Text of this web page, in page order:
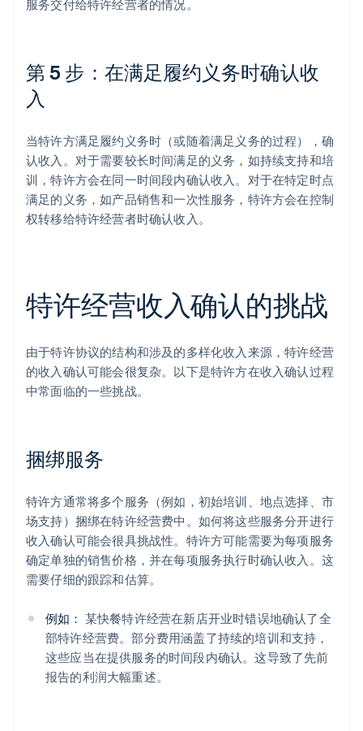
服务交付给特许经营者的情况。
第 5 步：在满足履约义务时确认收
入
当特许方满足履约义务时（或随着满足义务的过程），确
认收入。对于需要较长时间满足的义务，如持续支持和培
训，特许方会在同一时间段内确认收入。对于在特定时点
满足的义务，如产品销售和一次性服务，特许方会在控制
权转移给特许经营者时确认收入。
特许经营收入确认的挑战
由于特许协议的结构和涉及的多样化收入来源，特许经营
的收入确认可能会很复杂。以下是特许方在收入确认过程
中常面临的一些挑战。
捆绑服务
特许方通常将多个服务（例如，初始培训、地点选择、市
场支持）捆绑在特许经营费中。如何将这些服务分开进行
收入确认可能会很具挑战性。特许方可能需要为每项服务
确定单独的销售价格，并在每项服务执行时确认收入。这
需要仔细的跟踪和估算。
例如： 某快餐特许经营在新店开业时错误地确认了全
部特许经营费。部分费用涵盖了持续的培训和支持，
这些应当在提供服务的时间段内确认。这导致了先前
报告的利润大幅重述。